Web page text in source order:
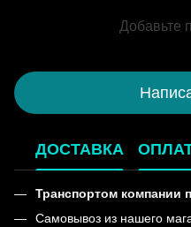
Добавьте
ДОСТАВКА
Транспортом компании
Самовывоз из нашего